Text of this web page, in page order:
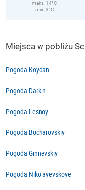
maks. 14°C
min. 3°C
Miejsca w pobliżu
Pogoda Koydan
Pogoda Darkin
Pogoda Lesnoy
Pogoda Bocharovskiy
Pogoda Ginnevskiy
Pogoda Nikolayevskoye